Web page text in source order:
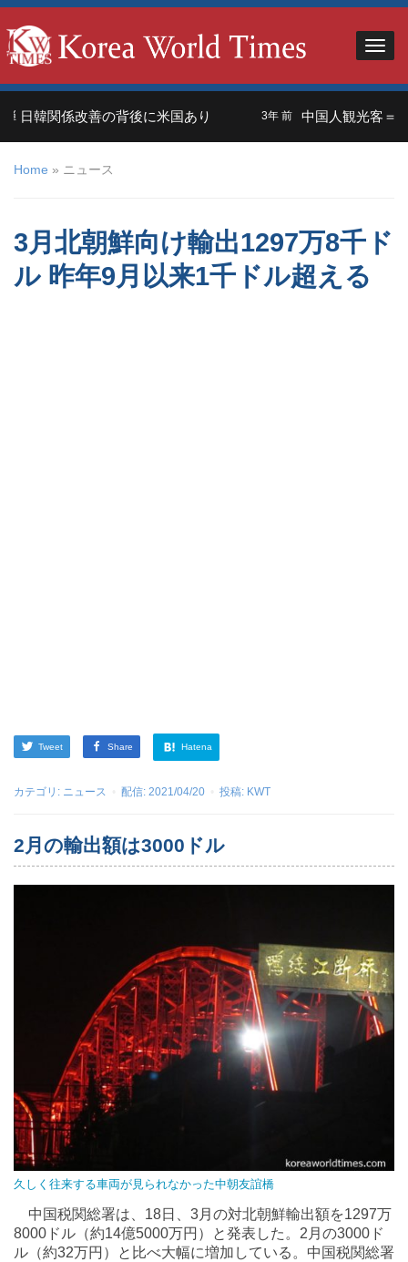
関係改善の背後に米国あり 中国人観光客＝外交
Home » ニュース
3月北朝鮮向け輸出1297万8千ド
ル 昨年9月以来1千ドル超える
Tweet Share Hatena
カテゴリ: ニュース 配信: 2021/04/20 投稿: KWT
2月の輸出額は3000ドル
久しく往来する車両が見られなかった中朝友誼橋
中国税関総署は、18日、3月の対北朝鮮輸出額を1297万
8000ドル（約14億5000万円）と発表した。2月の3000ド
ル（約32万円）と比べ大幅に増加している。中国税関総署